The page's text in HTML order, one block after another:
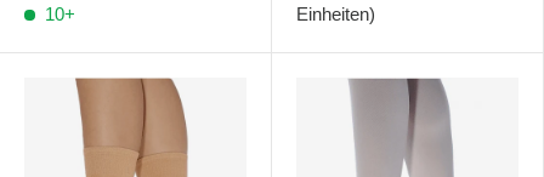
10+
Einheiten)